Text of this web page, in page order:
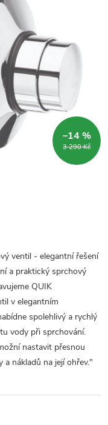
3 290 Kč
–14 %
ventil - elegantní řešení
a praktický sprchový
QUIK
v elegantním
spolehlivý a rychlý
vody při sprchování.
nastavit přesnou
nákladů na její ohřev."